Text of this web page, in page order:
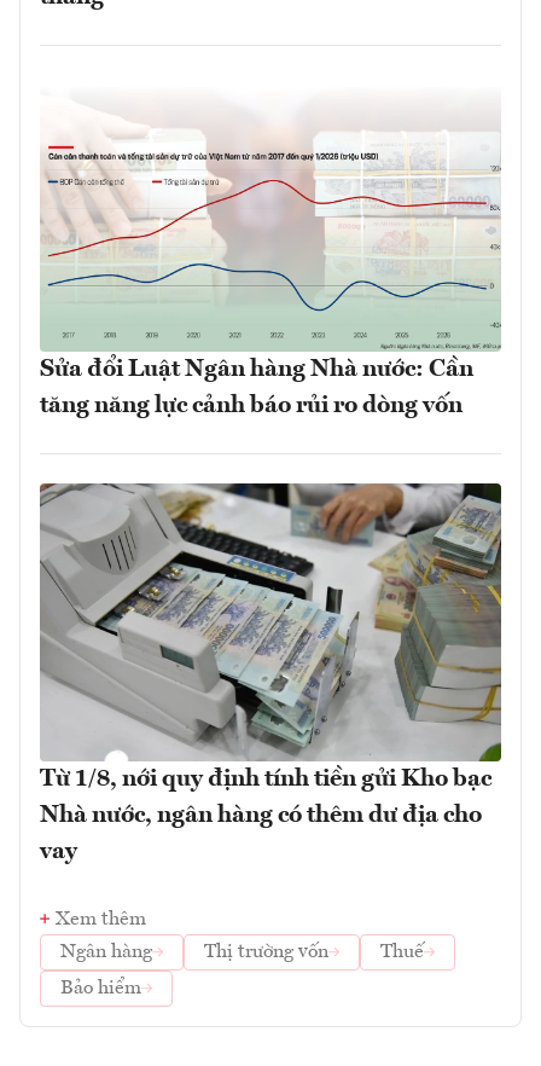
Sửa đổi Luật Ngân hàng Nhà nước: Cần
tăng năng lực cảnh báo rủi ro dòng vốn
Từ 1/8, nới quy định tính tiền gửi Kho bạc
Nhà nước, ngân hàng có thêm dư địa cho
vay
Xem thêm
Ngân hàng
Thị trường vốn
Thuế
Bảo hiểm